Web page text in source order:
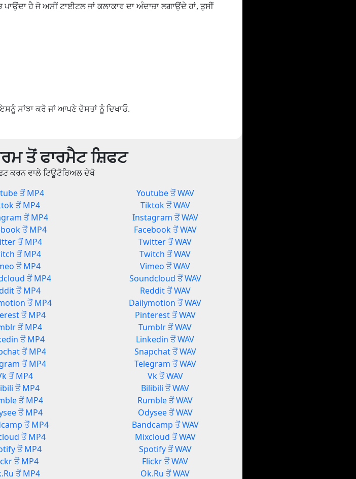
ਹੈ ਜੋ ਅਸੀਂ ਟਾਈਟਲ ਜਾਂ ਕਲਾਕਾਰ ਦਾ ਅੰਦਾਜ਼ਾ ਲਗਾਉਂਦੇ ਹਾਂ, ਤੁਸੀਂ
ਸਾਂਝਾ ਕਰੋ ਜਾਂ ਆਪਣੇ ਦੋਸਤਾਂ ਨੂੰ ਦਿਖਾਓ.
ਤੋਂ ਫਾਰਮੈਟ ਸ਼ਿਫਟ
ਕਰਨ ਵਾਲੇ ਟਿਊਟੋਰਿਅਲ ਦੇਖੋ
ਤੋਂ MP4
ਤੋਂ MP4
ਤੋਂ MP4
ਤੋਂ MP4
ਤੋਂ MP4
ਤੋਂ MP4
ਤੋਂ MP4
ਤੋਂ MP4
ਤੋਂ MP4
ਤੋਂ MP4
ਤੋਂ MP4
ਤੋਂ MP4
ਤੋਂ MP4
ਤੋਂ MP4
ਤੋਂ MP4
ਤੋਂ MP4
ਤੋਂ MP4
ਤੋਂ MP4
ਤੋਂ MP4
ਤੋਂ MP4
ਤੋਂ MP4
ਤੋਂ MP4
ਤੋਂ MP4
ਤੋਂ MP4
Youtube ਤੋਂ WAV
Tiktok ਤੋਂ WAV
Instagram ਤੋਂ WAV
Facebook ਤੋਂ WAV
Twitter ਤੋਂ WAV
Twitch ਤੋਂ WAV
Vimeo ਤੋਂ WAV
Soundcloud ਤੋਂ WAV
Reddit ਤੋਂ WAV
Dailymotion ਤੋਂ WAV
Pinterest ਤੋਂ WAV
Tumblr ਤੋਂ WAV
Linkedin ਤੋਂ WAV
Snapchat ਤੋਂ WAV
Telegram ਤੋਂ WAV
Vk ਤੋਂ WAV
Bilibili ਤੋਂ WAV
Rumble ਤੋਂ WAV
Odysee ਤੋਂ WAV
Bandcamp ਤੋਂ WAV
Mixcloud ਤੋਂ WAV
Spotify ਤੋਂ WAV
Flickr ਤੋਂ WAV
Ok.Ru ਤੋਂ WAV